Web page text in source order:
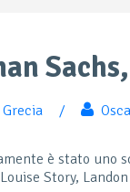
Grecia /
è stato uno
Story,